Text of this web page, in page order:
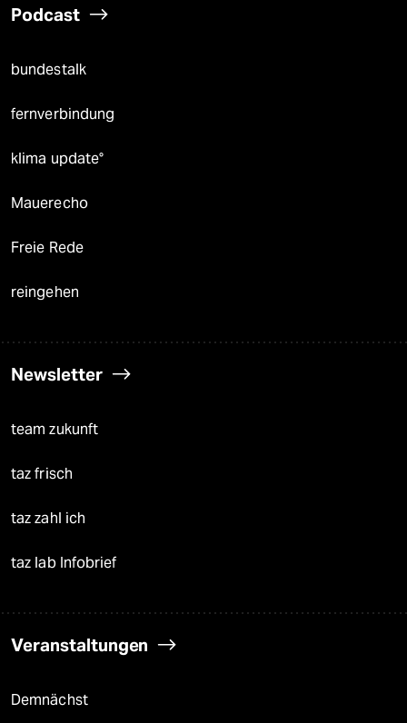
Podcast
bundestalk
fernverbindung
klima update°
Mauerecho
Freie Rede
reingehen
Newsletter
team zukunft
taz frisch
taz zahl ich
taz lab Infobrief
Veranstaltungen
Demnächst